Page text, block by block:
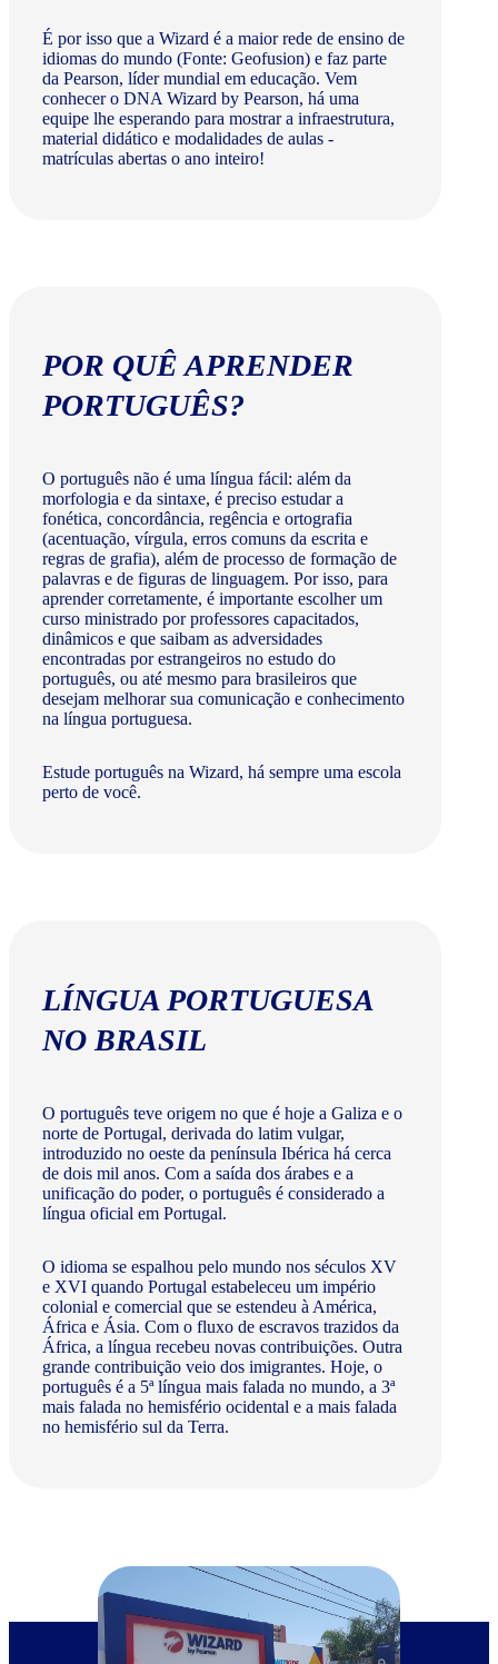
É por isso que a Wizard é a maior rede de ensino de
idiomas do mundo (Fonte: Geofusion) e faz parte
da Pearson, líder mundial em educação. Vem
conhecer o DNA Wizard by Pearson, há uma
equipe lhe esperando para mostrar a infraestrutura,
material didático e modalidades de aulas -
matrículas abertas o ano inteiro!
POR QUÊ APRENDER
PORTUGUÊS?
O português não é uma língua fácil: além da
morfologia e da sintaxe, é preciso estudar a
fonética, concordância, regência e ortografia
(acentuação, vírgula, erros comuns da escrita e
regras de grafia), além de processo de formação de
palavras e de figuras de linguagem. Por isso, para
aprender corretamente, é importante escolher um
curso ministrado por professores capacitados,
dinâmicos e que saibam as adversidades
encontradas por estrangeiros no estudo do
português, ou até mesmo para brasileiros que
desejam melhorar sua comunicação e conhecimento
na língua portuguesa.
Estude português na Wizard, há sempre uma escola
perto de você.
LÍNGUA PORTUGUESA
NO BRASIL
O português teve origem no que é hoje a Galiza e o
norte de Portugal, derivada do latim vulgar,
introduzido no oeste da península Ibérica há cerca
de dois mil anos. Com a saída dos árabes e a
unificação do poder, o português é considerado a
língua oficial em Portugal.
O idioma se espalhou pelo mundo nos séculos XV
e XVI quando Portugal estabeleceu um império
colonial e comercial que se estendeu à América,
África e Ásia. Com o fluxo de escravos trazidos da
África, a língua recebeu novas contribuições. Outra
grande contribuição veio dos imigrantes. Hoje, o
português é a 5ª língua mais falada no mundo, a 3ª
mais falada no hemisfério ocidental e a mais falada
no hemisfério sul da Terra.